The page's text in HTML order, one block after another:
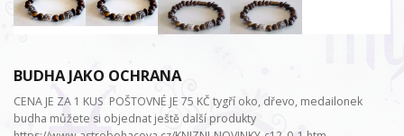
BUDHA JAKO OCHRANA
CENA JE ZA 1 KUS POŠTOVNÉ JE 75 KČ tygří oko, dřevo, medailonek
budha můžete si objednat ještě další produkty